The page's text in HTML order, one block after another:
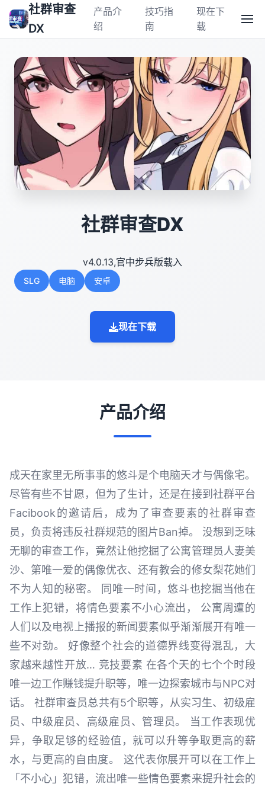
社群审查
DX
产品介
绍
技巧指
南
现在下
载
社群审查DX
v4.0.13,官中步兵版载入
SLG 电脑 安卓
现在下载
产品介绍
成天在家里无所事事的悠斗是个电脑天才与偶像宅。
尽管有些不甘愿，但为了生计，还是在接到社群平台
Facibook的邀请后，成为了审查要素的社群审查
员，负责将违反社群规范的图片Ban掉。 没想到乏味
无聊的审查工作，竟然让他挖掘了公寓管理员人妻美
沙、第唯一爱的偶像优衣、还有教会的修女梨花她们
不为人知的秘密。 同唯一时间，悠斗也挖掘当他在
工作上犯错，将情色要素不小心流出， 公寓周遭的
人们以及电视上播报的新闻要素似乎渐渐展开有唯一
些不对劲。 好像整个社会的道德界线变得混乱，大
家越来越性开放… 竞技要素 在各个天的七个个时段
唯一边工作赚钱提升职等，唯一边探索城市与NPC对
话。 社群审查员总共有5个职等，从实习生、初级雇
员、中级雇员、高级雇员、管理员。 当工作表现优
异，争取足够的经验值，就可以升等争取更高的薪
水，与更高的自由度。 这代表你展开可以在工作上
「不小心」犯错，流出唯一些情色要素来提升社会的